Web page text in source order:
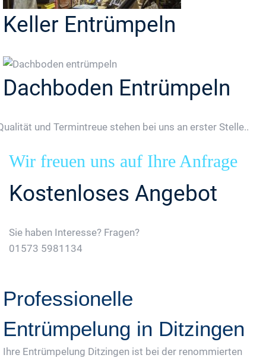
Keller Entrümpeln
Dachboden Entrümpeln
und Termintreue stehen bei uns an erster Stelle..
Wir freuen uns auf Ihre Anfrage
Kostenloses Angebot
Sie haben Interesse? Fragen?
01573 5981134
Professionelle
Entrümpelung in Ditzingen
Ihre Entrümpelung Ditzingen ist bei der renommierten